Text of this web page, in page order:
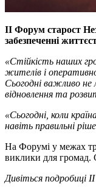
ІІ Форум старост
забезпеченні
«Стійкість наших
жителів і
Сьогодні важливо не
відновлення та
«Сьогодні, коли
навіть правильні
На Форумі у межах
виклики для громад.
Дивіться подробиці